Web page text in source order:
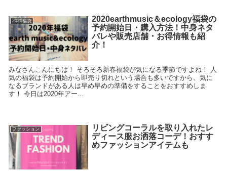
2020福袋
2020earthmusic＆ecology福袋の
予約開始日・購入方法！中身ネタ
バレや販売店舗・お得情報も紹
介！
みなさんこんにちは！ そろそろ新春福袋が気になる季節ですよね！ 人
気の福袋は予約開始から即売り切れという場合も多いですから、気に
なるブランドがある人は早め早めの準備をすることをおすすめしま
す！ 今日は2020年アー...
ファッション
リビングコーラルを取り入れたレ
ディース服お洒落コーデ！おすす
めファッションアイテムも